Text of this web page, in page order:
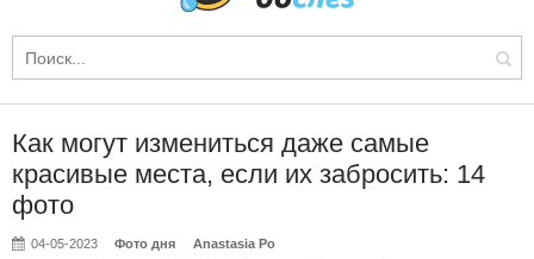
Как могут измениться даже самые
красивые места, если их забросить: 14
фото
04-05-2023 Фото дня Anastasia Po